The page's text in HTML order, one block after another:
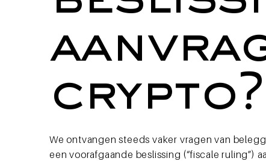
crypto?
We ontvangen steeds vaker vragen van
een voorafgaande beslissing (“fiscale ruling”)